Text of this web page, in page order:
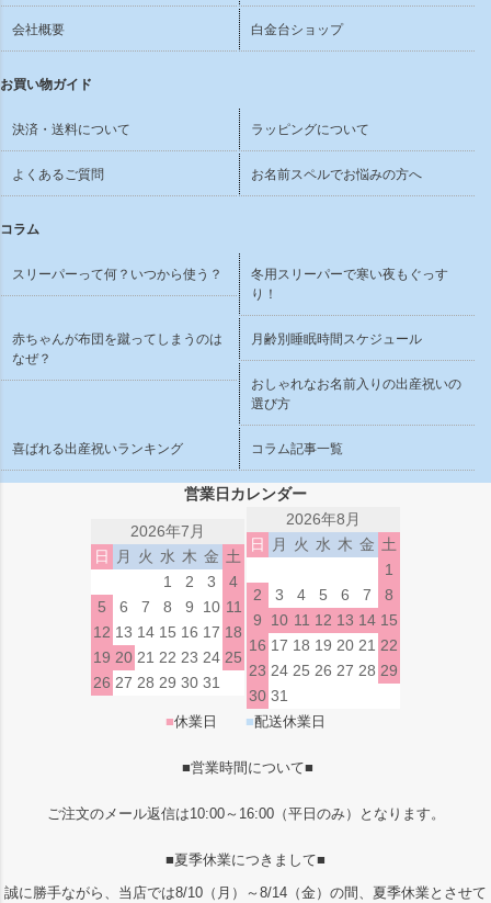
会社概要 白金台ショップ
お買い物ガイド
決済・送料について ラッピングについて
よくあるご質問 お名前スペルでお悩みの方へ
コラム
スリーパーって何？いつから使う？
冬用スリーパーで寒い夜もぐっす
り！
赤ちゃんが布団を蹴ってしまうのは
なぜ？
月齢別睡眠時間スケジュール
おしゃれなお名前入りの出産祝いの
選び方
喜ばれる出産祝いランキング コラム記事一覧
営業日カレンダー
2026年7月
日
月 火 水 木 金 土
1
2 3
4
5
6 7 8 9 10 11
12 13 14 15 16 17 18
19 20 21 22 23 24 25
26 27 28 29 30 31
2026年8月
日
月 火 水 木 金 土
1
2
3 4 5 6 7
8
9
10 11 12 13 14 15
16 17 18 19 20 21 22
23 24 25 26 27 28 29
30 31
■休業日 ■配送休業日
■営業時間について■
ご注文のメール返信は10:00～16:00（平日のみ）となります。
■夏季休業につきまして■
誠に勝手ながら、当店では8/10（月）～8/14（金）の間、夏季休業とさせて